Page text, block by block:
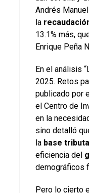
Andrés
la
13.1% más,
Enrique Peña
En el análisis
2025. Retos
publicado por
el Centro de
en la
sino detalló
la base
eficiencia del
demográficos
Pero lo cierto